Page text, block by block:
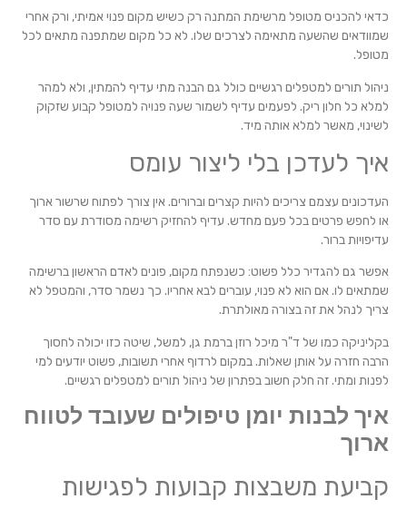
כדאי להכניס מטופל מרשימת המתנה רק כשיש מקום פנוי אמיתי, ורק אחרי
שמוודאים שהשעה מתאימה לצרכים שלו. לא כל מקום שמתפנה מתאים לכל
מטופל.
ניהול תורים למטפלים רגשיים כולל גם הבנה מתי עדיף להמתין, ולא למהר
למלא כל חלון ריק. לפעמים עדיף לשמור שעה פנויה למטופל קבוע שזקוק
לשינוי, מאשר למלא אותה מיד.
איך לעדכן בלי ליצור עומס
העדכונים עצמם צריכים להיות קצרים וברורים. אין צורך לפתוח שרשור ארוך
או לחפש פרטים בכל פעם מחדש. עדיף להחזיק רשימה מסודרת עם סדר
עדיפויות ברור.
אפשר גם להגדיר כלל פשוט: כשנפתח מקום, פונים לאדם הראשון ברשימה
שמתאים לו. אם הוא לא פנוי, עוברים לבא אחריו. כך נשמר סדר, והמטפל לא
צריך לנהל את זה בצורה מאולתרת.
בקליניקה כמו של ד"ר מיכל רוזן ברמת גן, למשל, שיטה כזו יכולה לחסוך
הרבה חזרה על אותן שאלות. במקום לרדוף אחרי תשובות, פשוט יודעים למי
לפנות ומתי. זה חלק חשוב בפתרון של ניהול תורים למטפלים רגשיים.
איך לבנות יומן טיפולים שעובד לטווח
ארוך
קביעת משבצות קבועות לפגישות